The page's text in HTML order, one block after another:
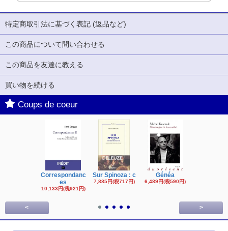
特定商取引法に基づく表記 (返品など)
この商品について問い合わせる
この商品を友達に教える
買い物を続ける
Coups de coeur
Correspondanc
es
10,133円(税921円)
Sur Spinoza : c
7,885円(税717円)
Généa
6,489円(税590円)
< >